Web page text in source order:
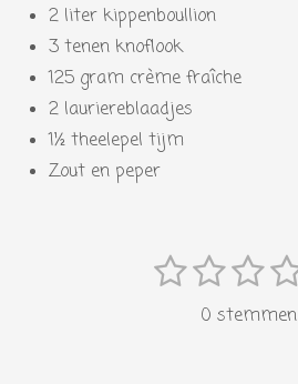
2 liter kippenboullion
3 tenen knoflook
125 gram crème fraîche
2 lauriereblaadjes
1½ theelepel tijm
Zout en peper
1 2
s
3
s
4
s
0 stemmen